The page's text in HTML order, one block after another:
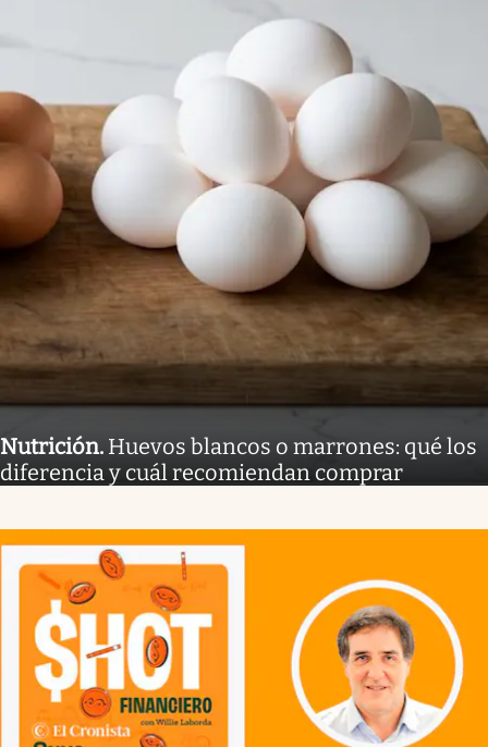
Nutrición. Huevos blancos o marrones: qué los
diferencia y cuál recomiendan comprar